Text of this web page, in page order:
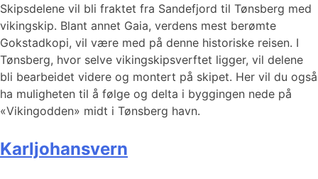
Skipsdelene vil bli fraktet fra Sandefjord til Tønsberg med
vikingskip. Blant annet Gaia, verdens mest berømte
Gokstadkopi, vil være med på denne historiske reisen. I
Tønsberg, hvor selve vikingskipsverftet ligger, vil delene
bli bearbeidet videre og montert på skipet. Her vil du også
ha muligheten til å følge og delta i byggingen nede på
«Vikingodden» midt i Tønsberg havn.
Karljohansvern